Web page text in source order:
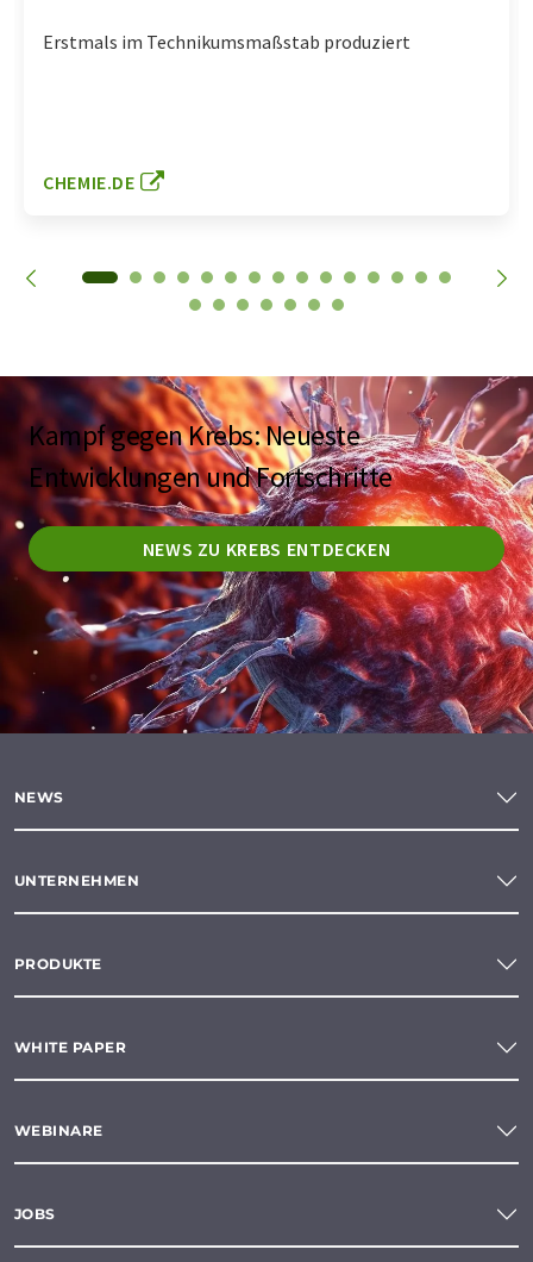
Erstmals im Technikumsmaßstab produziert
CHEMIE.DE
Kampf gegen Krebs: Neueste
Entwicklungen und Fortschritte
NEWS ZU KREBS ENTDECKEN
NEWS
UNTERNEHMEN
PRODUKTE
WHITE PAPER
WEBINARE
JOBS